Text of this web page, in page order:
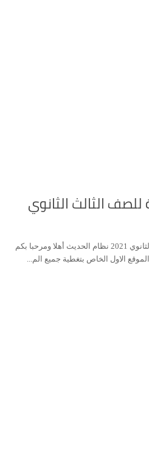
الثالث الثانوي
مراجعة لغة انجليزية للصف الثالث الثانوي 2021 نظام الحديث أهلا ومرحبا بكم